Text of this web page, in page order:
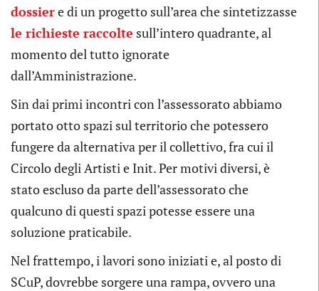
dossiere di un progetto sull’area che sintetizzasse
le richieste raccolte sull’intero quadrante, al
momento del tutto ignorate
dall’Amministrazione.
Sin dai primi incontri con l’assessorato abbiamo
portato otto spazi sul territorio che potessero
fungere da alternativa per il collettivo, fra cui il
Circolo degli Artisti e Init. Per motivi diversi, è
stato escluso da parte dell’assessorato che
qualcuno di questi spazi potesse essere una
soluzione praticabile.
Nel frattempo, i lavori sono iniziati e, al posto di
SCuP, dovrebbe sorgere una rampa, ovvero una